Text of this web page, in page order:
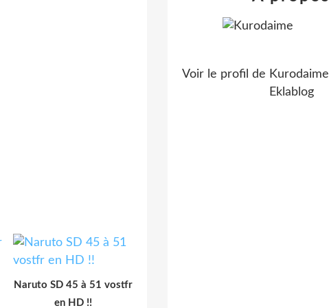
Naruto SD 45 à 51 vostfr
en HD !!
Voir le profil de Kurodaime
Eklablog